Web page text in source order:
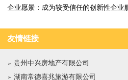
企业愿景：成为较受信任的创新性企业
友情链接
贵州中兴房地产有限公司
湖南常德喜兆旅游有限公司